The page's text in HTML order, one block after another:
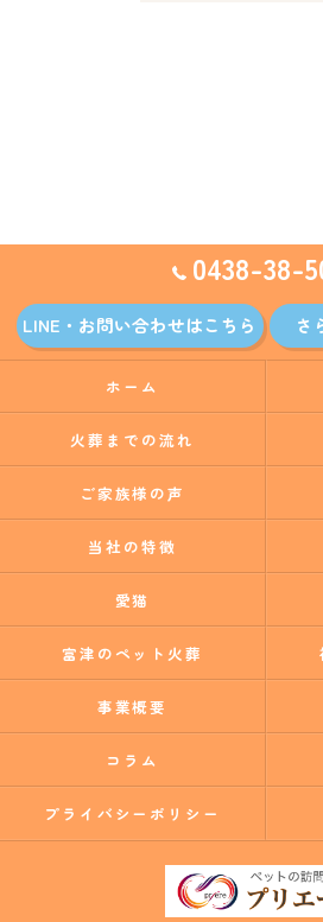
0438-38-
LINE・お問い合わせはこちら さ
ホーム
火葬までの流れ
ご家族様の声
当社の特徴
愛猫
富津のペット火葬
事業概要
コラム
プライバシーポリシー